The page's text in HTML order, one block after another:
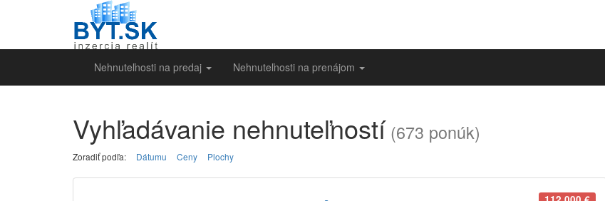
Nehnuteľnosti na predaj Nehnuteľnosti na prenájom
Vyhľadávanie nehnuteľností (673 ponúk)
Zoradiť podľa: Dátumu Ceny Plochy